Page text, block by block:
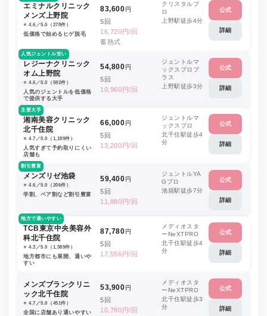
エミナルクリニック
メンズ上野院
⭐️ 4.6／5.0（278件）
低価格で始めるヒゲ脱毛
83,600円
5回
16,720円/回
蓄熱式
クリスタルプ
ロ
上野駅徒歩4分
公式
詳細
人気ジェントル安い
レジーナクリニック
オム上野院
⭐️ 4.6／5.0（592件）
人気のジェントルを低価格
で提供する大手
54,800円
5回
10,960円/回
ジェントルマ
ックスプロプ
ラス
上野駅徒歩3分
公式
詳細
主要大手
湘南美容クリニック
北千住院
⭐️ 4.7／5.0（1,189件）
人気すぎて予約取りにくい
店舗も
66,000円
5回
13,200円/回
ジェントルマ
ックスプロ
北千住駅徒歩4
分
公式
詳細
割引豊富
メンズリゼ池袋
⭐️ 4.6／5.0（206件）
学割、ペア割など割引豊富
59,400円
5回
11,880円/回
ジェントルYA
Gプロ
池袋駅徒歩7分
公式
詳細
地方で通いやすい
TCB東京中央美容外
科北千住院
⭐️ 4.3／5.0（1,389件）
地方都市にも展開、通いや
すい
87,780円
5回
17,556円/回
メディオスタ
ーNeXTPRO
北千住駅徒歩4
分
公式
詳細
メンズブランクリニ
ック北千住院
⭐️ 4.7／5.0（451件）
全国に店舗あり通いやすい
53,900円
5回
10,780円/回
メディオスタ
ーNeXTPRO
北千住駅徒歩3
分
公式
詳細